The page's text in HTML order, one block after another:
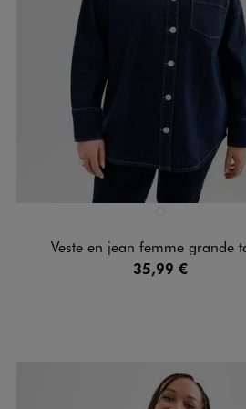
Veste en jean femme grande
35,99 €